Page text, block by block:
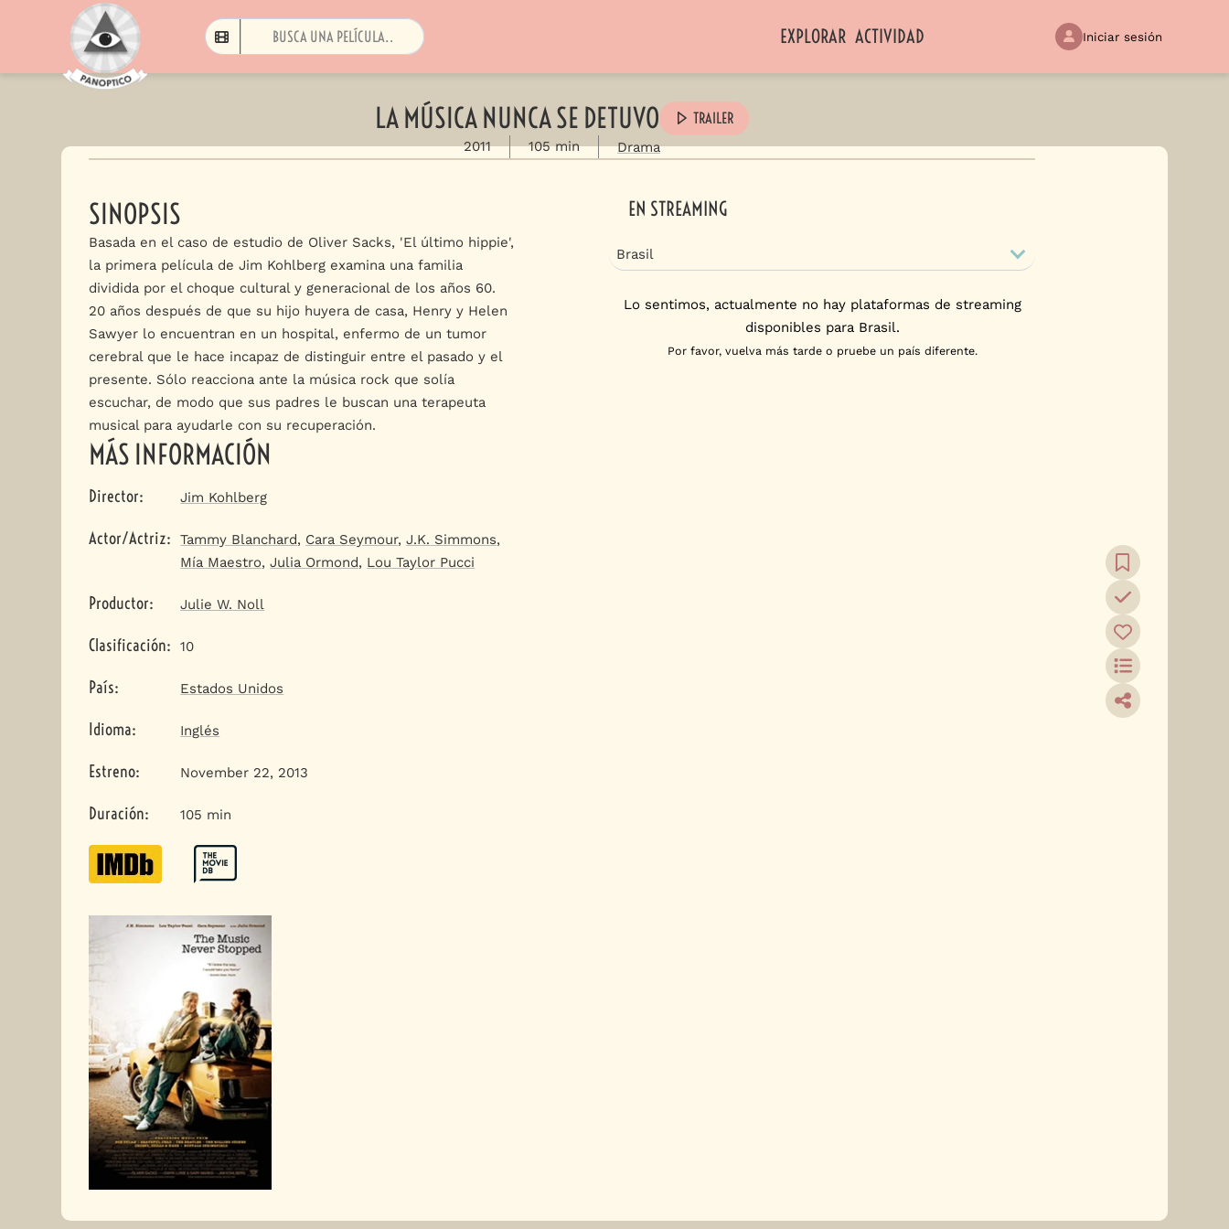
EXPLORAR ACTIVIDAD Iniciar sesión
LA MÚSICA NUNCA SE DETUVO TRAILER
2011 105 min Drama
SINOPSIS
Basada en el caso de estudio de Oliver Sacks, 'El último hippie',
la primera película de Jim Kohlberg examina una familia
dividida por el choque cultural y generacional de los años 60.
20 años después de que su hijo huyera de casa, Henry y Helen
Sawyer lo encuentran en un hospital, enfermo de un tumor
cerebral que le hace incapaz de distinguir entre el pasado y el
presente. Sólo reacciona ante la música rock que solía
escuchar, de modo que sus padres le buscan una terapeuta
musical para ayudarle con su recuperación.
MÁS INFORMACIÓN
Director: Jim Kohlberg
Actor/Actriz: Tammy Blanchard, Cara Seymour,J.K. Simmons,
Mía Maestro,Julia Ormond, Lou Taylor Pucci
Productor: Julie W. Noll
Clasificación: 10
País: Estados Unidos
Idioma: Inglés
Estreno: November 22, 2013
Duración: 105 min
EN STREAMING
Brasil
Lo sentimos, actualmente no hay plataformas de streaming
disponibles para Brasil.
Por favor, vuelva más tarde o pruebe un país diferente.